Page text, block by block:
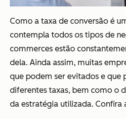
Como a taxa de conversão é
contempla todos os tipos de
commerces estão
dela. Ainda assim, muitas
que podem ser evitados e que
diferentes taxas, bem como o
da estratégia utilizada. Confira